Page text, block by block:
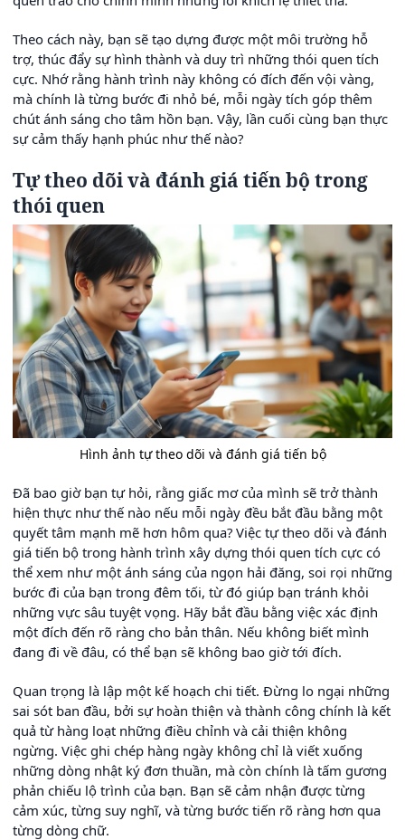
Theo cách này, bạn sẽ tạo dựng được một môi trường hỗ
trợ, thúc đẩy sự hình thành và duy trì những thói quen tích
cực. Nhớ rằng hành trình này không có đích đến vội vàng,
mà chính là từng bước đi nhỏ bé, mỗi ngày tích góp thêm
chút ánh sáng cho tâm hồn bạn. Vậy, lần cuối cùng bạn thực
sự cảm thấy hạnh phúc như thế nào?
Tự theo dõi và đánh giá tiến bộ trong
thói quen
Hình ảnh tự theo dõi và đánh giá tiến bộ
Đã bao giờ bạn tự hỏi, rằng giấc mơ của mình sẽ trở thành
hiện thực như thế nào nếu mỗi ngày đều bắt đầu bằng một
quyết tâm mạnh mẽ hơn hôm qua? Việc tự theo dõi và đánh
giá tiến bộ trong hành trình xây dựng thói quen tích cực có
thể xem như một ánh sáng của ngọn hải đăng, soi rọi những
bước đi của bạn trong đêm tối, từ đó giúp bạn tránh khỏi
những vực sâu tuyệt vọng. Hãy bắt đầu bằng việc xác định
một đích đến rõ ràng cho bản thân. Nếu không biết mình
đang đi về đâu, có thể bạn sẽ không bao giờ tới đích.
Quan trọng là lập một kế hoạch chi tiết. Đừng lo ngại những
sai sót ban đầu, bởi sự hoàn thiện và thành công chính là kết
quả từ hàng loạt những điều chỉnh và cải thiện không
ngừng. Việc ghi chép hàng ngày không chỉ là viết xuống
những dòng nhật ký đơn thuần, mà còn chính là tấm gương
phản chiếu lộ trình của bạn. Bạn sẽ cảm nhận được từng
cảm xúc, từng suy nghĩ, và từng bước tiến rõ ràng hơn qua
từng dòng chữ.